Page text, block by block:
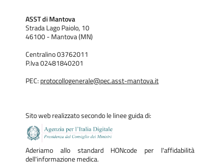
ASST di Mantova
Strada Lago Paiolo, 10
46100 - Mantova (MN)
Centralino 03762011
P.Iva 02481840201
PEC: protocollogenerale@pec.asst-mantova.it
Sito web realizzato secondo le linee guida di:
Aderiamo allo standard HONcode per l'affidabilità
dell'informazione medica.